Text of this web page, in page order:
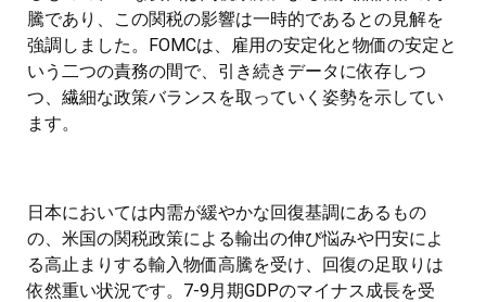
騰であり、この関税の影響は一時的であるとの見解を
強調しました。FOMCは、雇用の安定化と物価の安定と
いう二つの責務の間で、引き続きデータに依存しつ
つ、繊細な政策バランスを取っていく姿勢を示してい
ます。
日本においては内需が緩やかな回復基調にあるもの
の、米国の関税政策による輸出の伸び悩みや円安によ
る高止まりする輸入物価高騰を受け、回復の足取りは
依然重い状況です。7-9月期GDPのマイナス成長を受